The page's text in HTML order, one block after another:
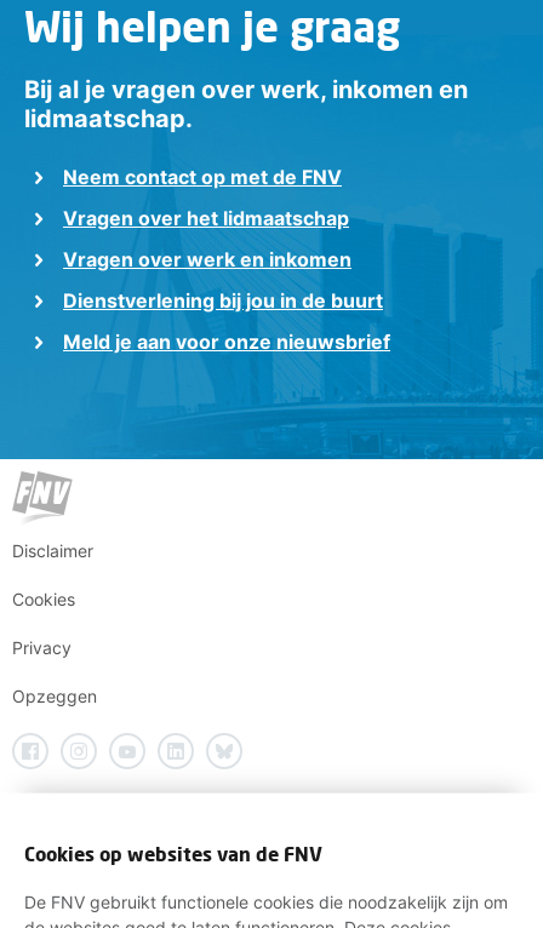
Wij helpen je graag
Bij al je vragen over werk, inkomen en
lidmaatschap.
Neem contact op met de FNV
Vragen over het lidmaatschap
Vragen over werk en inkomen
Dienstverlening bij jou in de buurt
Meld je aan voor onze nieuwsbrief
Disclaimer
Cookies
Privacy
Opzeggen
Cookies op websites van de FNV
De FNV gebruikt functionele cookies die noodzakelijk zijn om